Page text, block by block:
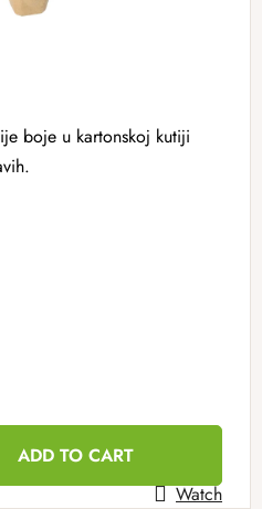
boje u kartonskoj kutiji
ADD TO CART
Watch